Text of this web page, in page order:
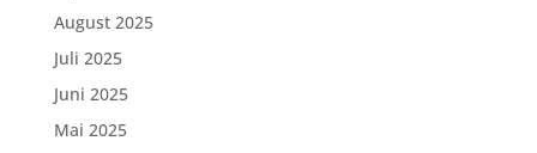
August 2025
Juli 2025
Juni 2025
Mai 2025